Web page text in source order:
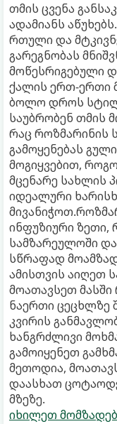
თმის ცვენა
ადამიანს
რთული და
გარეგნობას
მოწესრიგებული
ქალის ერთ-ერთი
ბოლო დროს
საუბრობენ თმის
რაც როზმარინის
გამოყენებას
მოგიყვებით,
მცენარე სახლის
იდეალური
ინფუზიური ზეთი,
სამზარეულოში
სწრაფად
ამისთვის აიღეთ
მოათავსეთ
ნაერთი ცეცხლზე
კვირის
ხანგრძლივი
გამოიყენეთ
მეთოდია,
დაასხათ
მზეზე.
იხილეთ